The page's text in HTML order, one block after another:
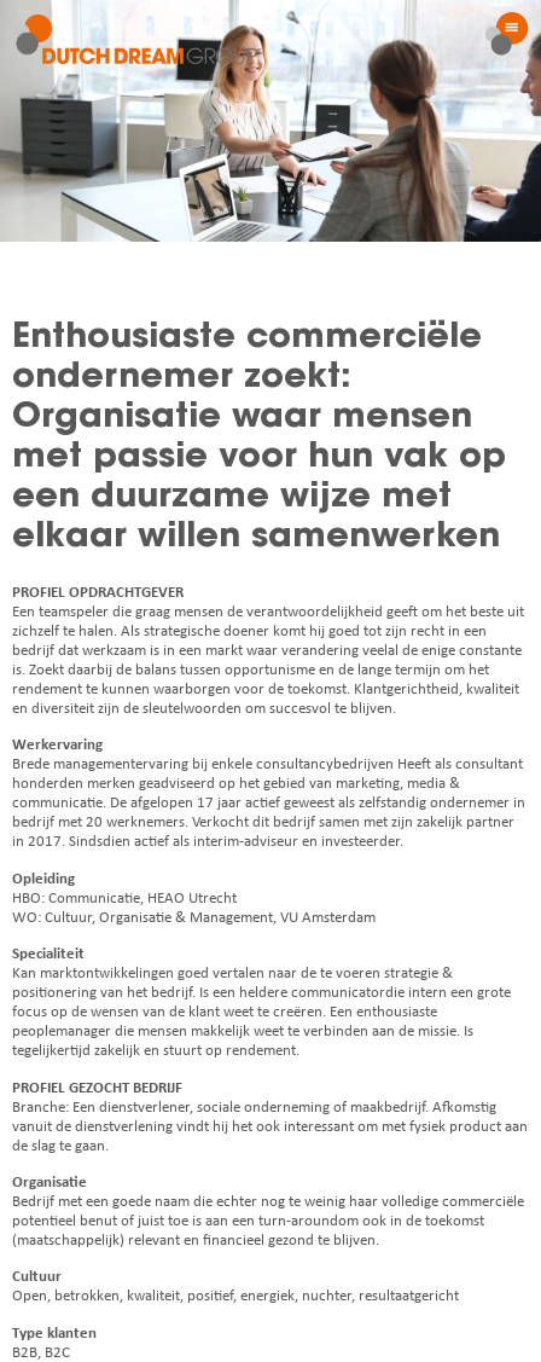
Enthousiaste commerciële
ondernemer zoekt:
Organisatie waar mensen
met passie voor hun vak op
een duurzame wijze met
elkaar willen samenwerken
PROFIEL OPDRACHTGEVER
Een teamspeler die graag mensen de verantwoordelijkheid geeft om het beste uit
zichzelf te halen. Als strategische doener komt hij goed tot zijn recht in een
bedrijf dat werkzaam is in een markt waar verandering veelal de enige constante
is. Zoekt daarbij de balans tussen opportunisme en de lange termijn om het
rendement te kunnen waarborgen voor de toekomst. Klantgerichtheid, kwaliteit
en diversiteit zijn de sleutelwoorden om succesvol te blijven.
Werkervaring
Brede managementervaring bij enkele consultancybedrijven Heeft als consultant
honderden merken geadviseerd op het gebied van marketing, media &
communicatie. De afgelopen 17 jaar actief geweest als zelfstandig ondernemer in
bedrijf met 20 werknemers. Verkocht dit bedrijf samen met zijn zakelijk partner
in 2017. Sindsdien actief als interim-adviseur en investeerder.
Opleiding
HBO: Communicatie, HEAO Utrecht
WO: Cultuur, Organisatie & Management, VU Amsterdam
Specialiteit
Kan marktontwikkelingen goed vertalen naar de te voeren strategie &
positionering van het bedrijf. Is een heldere communicatordie intern een grote
focus op de wensen van de klant weet te creëren. Een enthousiaste
peoplemanager die mensen makkelijk weet te verbinden aan de missie. Is
tegelijkertijd zakelijk en stuurt op rendement.
PROFIEL GEZOCHT BEDRIJF
Branche: Een dienstverlener, sociale onderneming of maakbedrijf. Afkomstig
vanuit de dienstverlening vindt hij het ook interessant om met fysiek product aan
de slag te gaan.
Organisatie
Bedrijf met een goede naam die echter nog te weinig haar volledige commerciële
potentieel benut of juist toe is aan een turn-aroundom ook in de toekomst
(maatschappelijk) relevant en financieel gezond te blijven.
Cultuur
Open, betrokken, kwaliteit, positief, energiek, nuchter, resultaatgericht
Type klanten
B2B, B2C